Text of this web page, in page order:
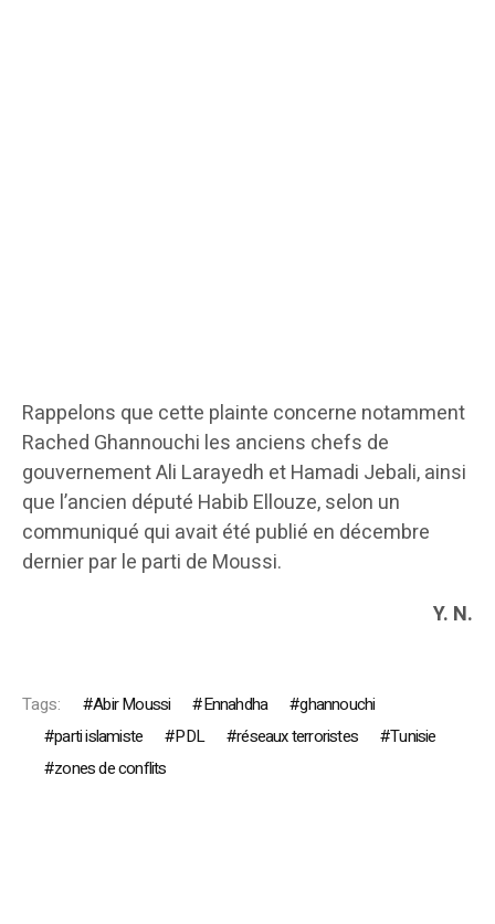
Rappelons que cette plainte concerne notamment
Rached Ghannouchi les anciens chefs de
gouvernement Ali Larayedh et Hamadi Jebali, ainsi
que l’ancien député Habib Ellouze, selon un
communiqué qui avait été publié en décembre
dernier par le parti de Moussi.
Y. N.
Tags: Abir Moussi Ennahdha
ghannouchi
parti islamiste
PDL réseaux terroristes
Tunisie
zones de conflits